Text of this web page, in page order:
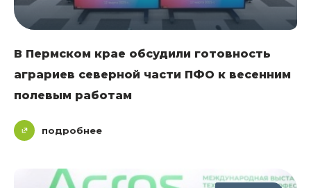
В Пермском крае обсудили готовность
аграриев северной части ПФО к весенним
полевым работам
подробнее